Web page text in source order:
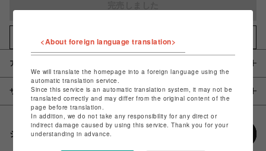
アイテム説明 / 素材
サイズ
シェアする
<About foreign language translation>
We will translate the homepage into a foreign language using the
automatic translation service.
Since this service is an automatic translation system, it may not be
translated correctly and may differ from the original content of the
page before translation.
In addition, we do not take any responsibility for any direct or
indirect damage caused by using this service. Thank you for your
understanding in advance.